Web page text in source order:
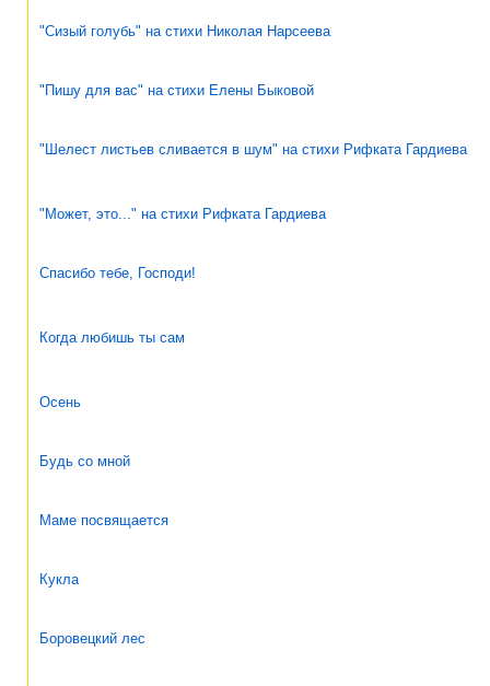
"Сизый голубь" на стихи Николая Нарсеева
"Пишу для вас" на стихи Елены Быковой
"Шелест листьев сливается в шум" на стихи Рифката Гардиева
"Может, это..." на стихи Рифката Гардиева
Спасибо тебе, Господи!
Когда любишь ты сам
Осень
Будь со мной
Маме посвящается
Кукла
Боровецкий лес